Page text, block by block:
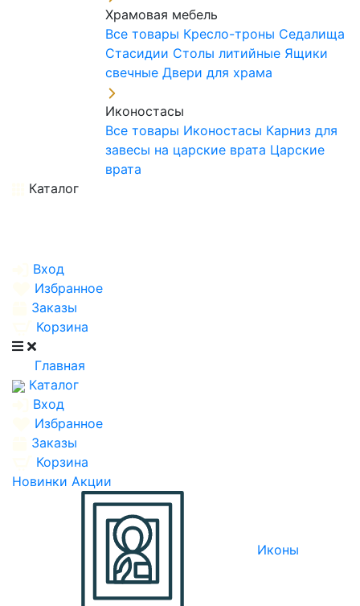
Храмовая мебель
Все товары Кресло-троны Седалища
Стасидии Столы литийные Ящики
свечные Двери для храма
Иконостасы
Все товары Иконостасы Карниз для
завесы на царские врата Царские
врата
Каталог
Вход
Избранное
Заказы
Корзина
Главная
Каталог
Вход
Избранное
Заказы
Корзина
Новинки Акции
Иконы